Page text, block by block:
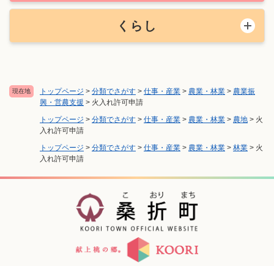
現在地 トップページ > 分類でさがす > 仕事・産業 > 農業・林業 > 農業振
興・営農支援 > 火入れ許可申請
トップページ > 分類でさがす > 仕事・産業 > 農業・林業 > 農地 > 火
入れ許可申請
トップページ > 分類でさがす > 仕事・産業 > 農業・林業 > 林業 > 火
入れ許可申請
くらし